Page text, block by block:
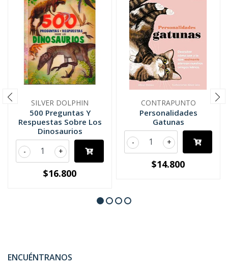
SILVER DOLPHIN
500 Preguntas Y
Respuestas Sobre Los
Dinosaurios
+
-
$16.800
CONTRAPUNTO
Personalidades
Gatunas
+
-
$14.800
ENCUÉNTRANOS